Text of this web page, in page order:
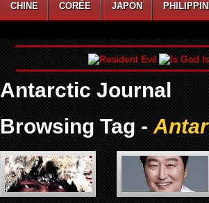
CHINE CORÉE JAPON
Antarctic Journal
Browsing Tag -